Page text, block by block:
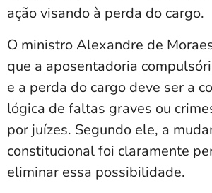
ação visando à perda do cargo.
O ministro Alexandre de
que a aposentadoria
e a perda do cargo deve ser a
lógica de faltas graves ou
por juízes. Segundo ele, a
constitucional foi claramente
eliminar essa possibilidade.